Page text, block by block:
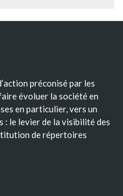
préconisé par les
évoluer la société en
en particulier, vers un
: le levier de la visibilité des
de répertoires